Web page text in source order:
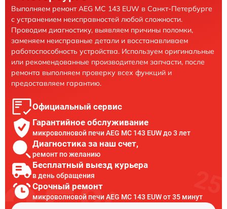
Выполняем ремонт AEG MC 143 EUW в Санкт-Петербурге
с устранением неисправностей любой сложности.
Проводим диагностику, выявляем причины поломки,
заменяем неисправные детали и восстанавливаем
работоспособность устройства. Используем оригинальные
или рекомендованные производителем запчасти, после
ремонта выполняем проверку всех функций и
предоставляем гарантию.
Официальный сервис
Гарантийное обслуживание
микроволновой печи AEG MC 143 EUW до 3 лет
Диагностика за наш счет,
ремонт по желанию
Бесплатный выезд курьера
в день обращения
Срочный ремонт
микроволновой печи AEG MC 143 EUW от 35 минут